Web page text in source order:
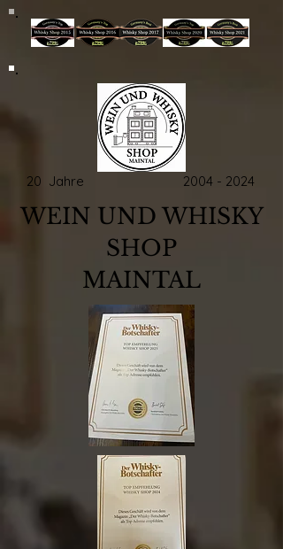
20 Jahre 2004 - 2024
WEIN UND WHISKY
SHOP
MAINTAL